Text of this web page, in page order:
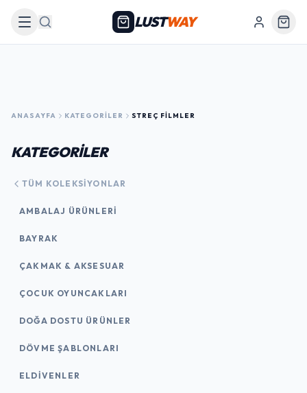
Arama LUSTWAY
ANASAYFA KATEGORILER STREÇ FILMLER
KATEGORİLER
TÜM KOLEKSIYONLAR
AMBALAJ ÜRÜNLERI
BAYRAK
ÇAKMAK & AKSESUAR
ÇOCUK OYUNCAKLARI
DOĞA DOSTU ÜRÜNLER
DÖVME ŞABLONLARI
ELDIVENLER